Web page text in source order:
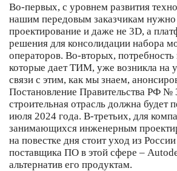
Во-первых, с уровнем развития
нашим передовым заказчикам
проектирование и даже не 3D, а
решения для консолидации набора
операторов. Во-вторых,
которые дает ТИМ, уже возникла на
связи с этим, как мы знаем,
Постановление Правительства РФ №
строительная отрасль должна будет
июля 2024 года. В-третьих, для
занимающихся инженерным
на повестке дня стоит уход из
поставщика ПО в этой сфере –
альтернатив его продуктам.